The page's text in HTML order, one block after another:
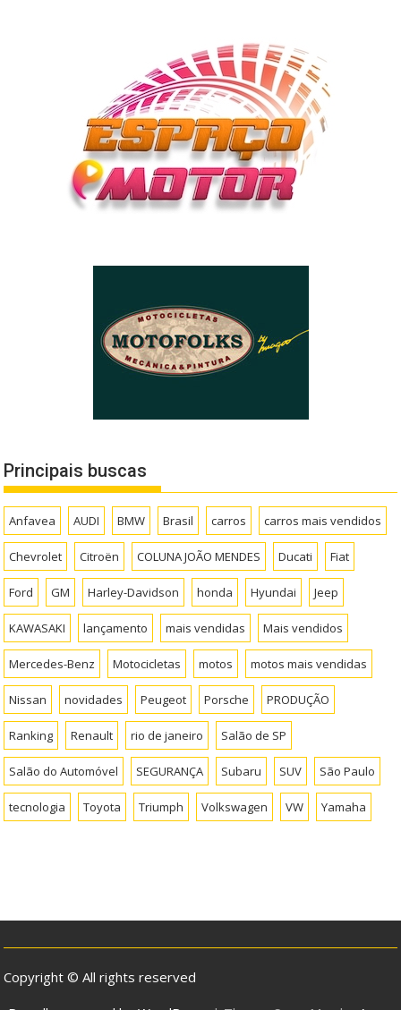
Principais buscas
Anfavea AUDI BMW Brasil carros carros mais vendidos
Chevrolet Citroën COLUNA JOÃO MENDES Ducati Fiat
Ford GM Harley-Davidson honda Hyundai Jeep
KAWASAKI lançamento mais vendidas Mais vendidos
Mercedes-Benz Motocicletas motos motos mais vendidas
Nissan novidades Peugeot Porsche PRODUÇÃO
Ranking Renault rio de janeiro Salão de SP
Salão do Automóvel SEGURANÇA Subaru SUV São Paulo
tecnologia Toyota Triumph Volkswagen VW Yamaha
Copyright © All rights reserved